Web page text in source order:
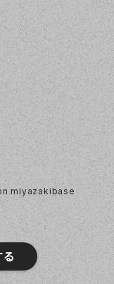
miyazakibase
る